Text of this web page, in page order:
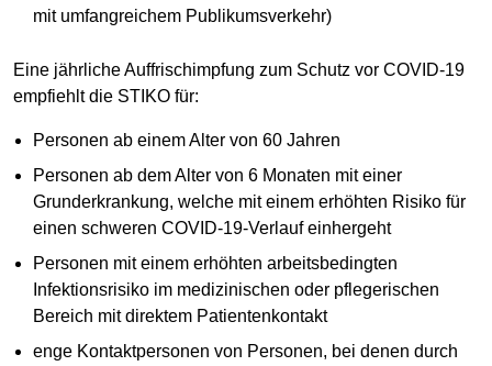
mit umfangreichem Publikumsverkehr)
Eine jährliche Auffrischimpfung zum Schutz vor COVID-19
empfiehlt die STIKO für:
Personen ab einem Alter von 60 Jahren
Personen ab dem Alter von 6 Monaten mit einer
Grunderkrankung, welche mit einem erhöhten Risiko für
einen schweren COVID-19-Verlauf einhergeht
Personen mit einem erhöhten arbeitsbedingten
Infektionsrisiko im medizinischen oder pflegerischen
Bereich mit direktem Patientenkontakt
enge Kontaktpersonen von Personen, bei denen durch